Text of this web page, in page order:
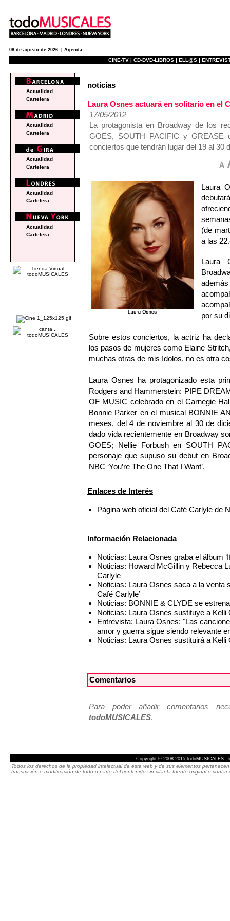
08 de agosto de 2026 | Agenda
CINE-TV | CD-DVD-LIBROS | ELL@S |
noticias
Laura Osnes actuará en solitario en el
17/05/2012
La protagonista en Broadway de los
GOES, SOUTH PACIFIC y GREASE
conciertos que tendrán lugar del 19 al 30
Laura
(de
a las
Laura
por su
Sobre estos conciertos, la actriz ha
los pasos de mujeres como Elaine
muchas otras de mis ídolos, no es otra
Laura Osnes ha protagonizado esta
Rodgers and Hammerstein: PIPE
OF MUSIC celebrado en el Carnegie
Bonnie Parker en el musical BONNIE
meses, del 4 de noviembre al 30 de
dado vida recientemente en Broadway
GOES; Nellie Forbush en SOUTH
personaje que supuso su debut en
NBC ‘You’re The One That I Want’.
Enlaces de Interés
Página web oficial del Café Carlyle de
Información Relacionada
Noticias: Laura Osnes graba el álbum
Noticias: Howard McGillin y Rebecca
Carlyle
Noticias: Laura Osnes saca a la venta
Café Carlyle’
Noticias: BONNIE & CLYDE se
Noticias: Laura Osnes sustituye a Kelli
Entrevista: Laura Osnes: "Las
amor y guerra sigue siendo relevante
Noticias: Laura Osnes sustituirá a Kelli
Comentarios
Para poder añadir comentarios
todoMUSICALES.
Actualidad
Cartelera
Actualidad
Cartelera
Actualidad
Cartelera
Actualidad
Cartelera
Actualidad
Cartelera
Copyright © 2008-2015 todoMUSICALES.
Todos los derechos de la propiedad intelectual de esta web y de sus elementos
transmisión o modificación de todo o parte del contenido sin citar la fuente original o